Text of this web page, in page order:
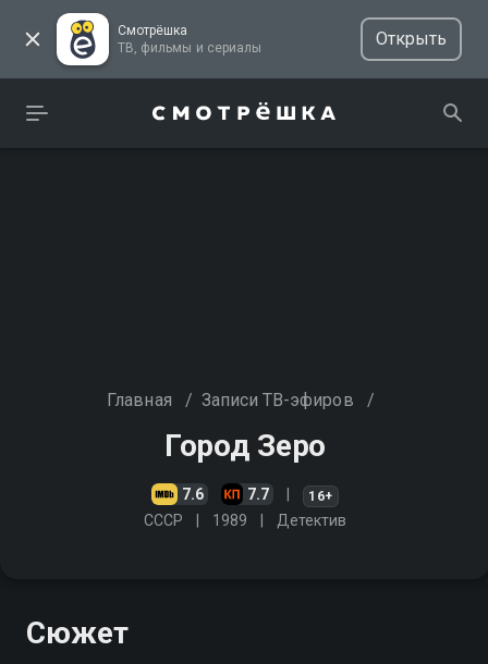
Смотрёшка
ТВ, фильмы и сериалы
Открыть
Главная / Записи ТВ-эфиров /
Город Зеро
7.6 7.7 16+
СССР 1989 Детектив
Сюжет